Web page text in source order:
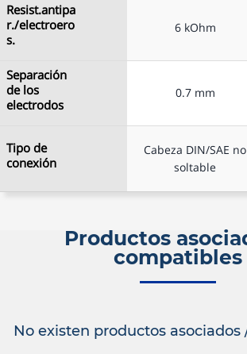
Resist.antipa
r./electroero
s.
Separación
de los
electrodos
Tipo de
conexión
DIN/SAE no
Cabeza
Resist.antipa
r./electroero
s.
6 kOhm
Separación
de los
electrodos
0.7 mm
Tipo de
conexión
Cabeza DIN/SAE no
soltable
Productos
compatibles
No existen productos